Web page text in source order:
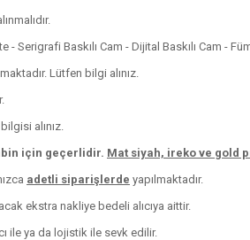
- Serigrafi Baskılı Cam - Dijital Baskılı Cam -
Lütfen bilgi alınız.
alınız.
için geçerlidir. Mat siyah, ireko ve gold
adetli siparişlerde yapılmaktadır.
ekstra nakliye bedeli alıcıya aittir.
ile ya da lojistik ile sevk edilir.